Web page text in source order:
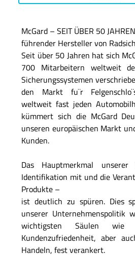
McGard – SEIT ÜBER 50 JAHREN
führender Hersteller von
Seit über 50 Jahren hat sich
700 Mitarbeitern weltweit
Sicherungssystemen
den Markt fu¨r
weltweit fast jeden
kümmert sich die McGard
unseren europäischen Markt
Kunden.
Das Hauptmerkmal
Identifikation mit und die
Produkte –
ist deutlich zu spüren. Dies
unserer Unternehmenspolitik
wichtigsten Säulen wie
Kundenzufriedenheit, aber
Handeln, fest verankert.